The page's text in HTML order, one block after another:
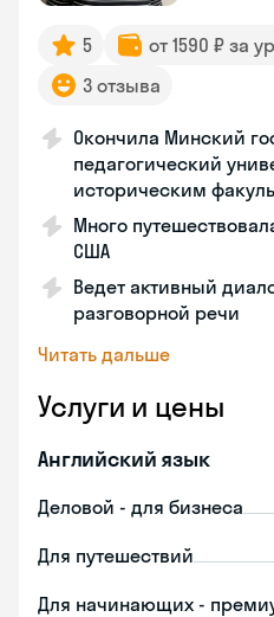
5 от 1590 ₽ за
3 отзыва
Окончила Минский
педагогический
историческим
Много
США
Ведет активный
разговорной речи
Читать дальше
Услуги и цены
Английский язык
Деловой - для бизнеса
Для путешествий
Для начинающих -